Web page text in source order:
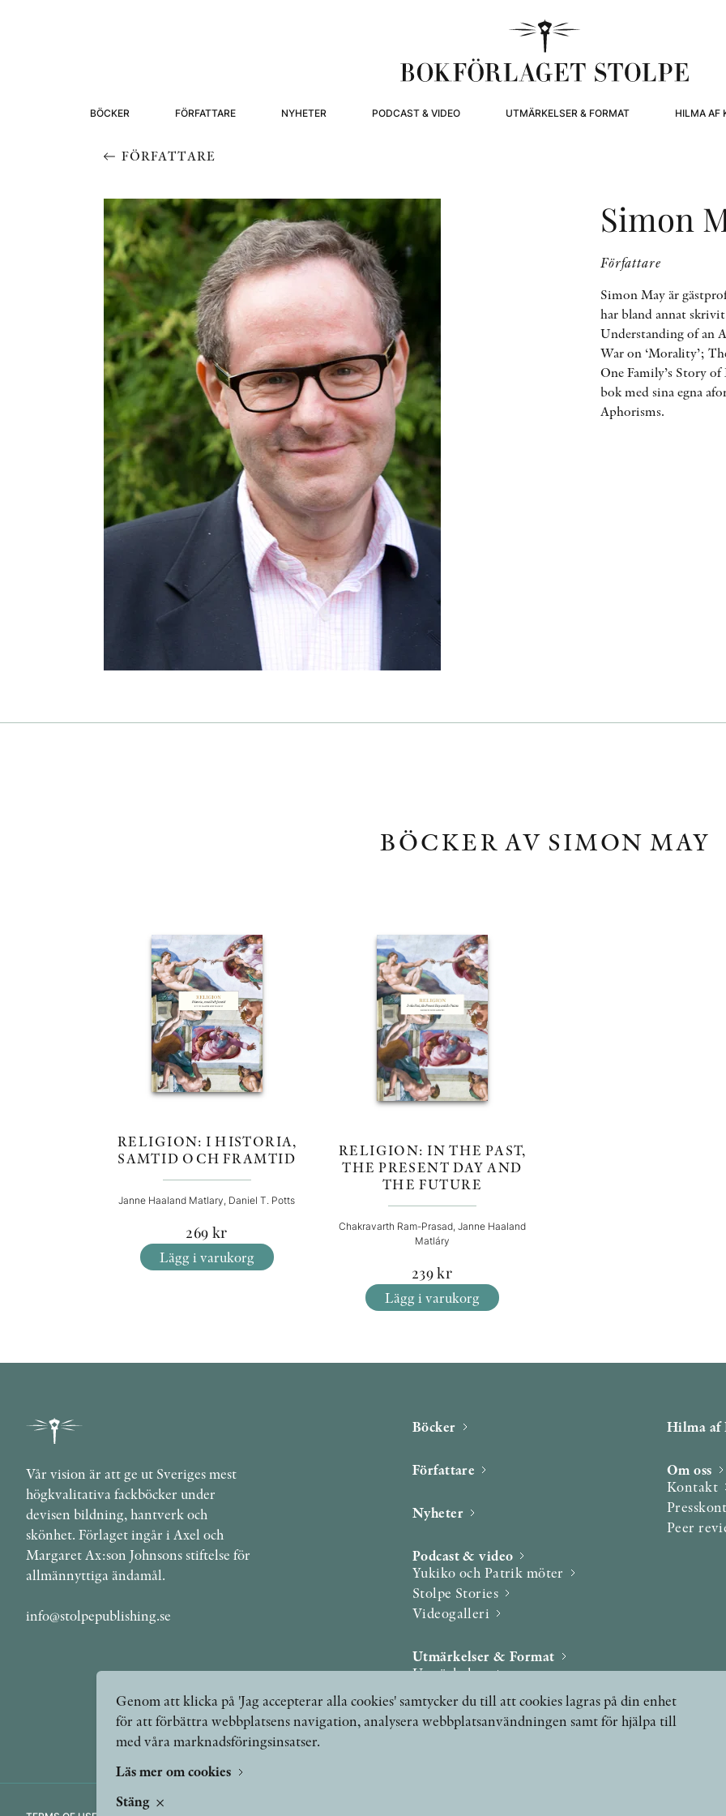
BÖCKER FÖRFATTARE NYHETER PODCAST & VIDEO UTMÄRKELSER & FORMAT HILMA AF
FÖRFATTARE
Simon
Författare
Simon May är
har bland annat
Understanding of an
War on ‘Morality’;
One Family’s Story
bok med sina egna
Aphorisms.
BÖCKER AV SIMON MAY
RELIGION: I HISTORIA,
SAMTID OCH FRAMTID
Janne Haaland Matlary, Daniel T. Potts
269 kr
Lägg i varukorg
RELIGION: IN THE PAST,
THE PRESENT DAY AND
THE FUTURE
Chakravarth Ram-Prasad, Janne Haaland
Matláry
239kr
Lägg i varukorg
Vår vision är att ge ut Sveriges mest
högkvalitativa fackböcker under
devisen bildning, hantverk och
skönhet. Förlaget ingår i Axel och
Margaret Ax:son Johnsons stiftelse för
allmännyttiga ändamål.
info@stolpepublishing.se
Böcker
Författare
Nyheter
Podcast & video
Yukiko och Patrik möter
Stolpe Stories
Videogalleri
Utmärkelser & Format
Utmärkelser
Övriga format
Hilma
Om oss
Kontakt
Peer
Genom att klicka på 'Jag accepterar alla cookies' samtycker du till att cookies lagras på din enhet
för att förbättra webbplatsens navigation, analysera webbplatsanvändningen samt för hjälpa till
med våra marknadsföringsinsatser.
Läs mer om cookies
Stäng